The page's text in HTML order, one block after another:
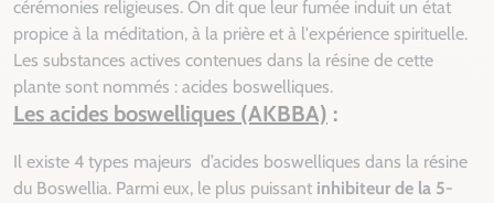
cérémonies religieuses. On dit que leur fumée induit un état
propice à la méditation, à la prière et à l'expérience spirituelle.
Les substances actives contenues dans la résine de cette
plante sont nommés : acides boswelliques.
Les acides boswelliques (AKBBA) :
Il existe 4 types majeurs d’acides boswelliques dans la résine
du Boswellia. Parmi eux, le plus puissant inhibiteur de la 5-